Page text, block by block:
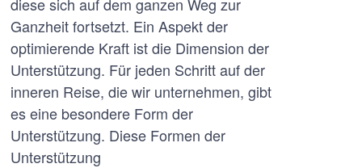
Ganzheit fortsetzt. Ein Aspekt der
optimierende Kraft ist die Dimension der
Unterstützung. Für jeden Schritt auf der
inneren Reise, die wir unternehmen, gibt
es eine besondere Form der
Unterstützung. Diese Formen der
Unterstützung